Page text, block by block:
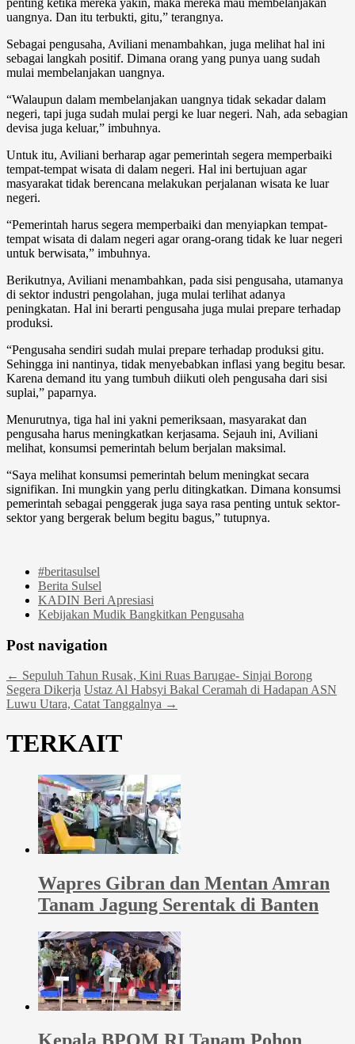
uangnya. Dan itu terbukti, gitu,” terangnya.
Sebagai pengusaha, Aviliani menambahkan, juga melihat hal ini
sebagai langkah positif. Dimana orang yang punya uang sudah
mulai membelanjakan uangnya.
“Walaupun dalam membelanjakan uangnya tidak sekadar dalam
negeri, tapi juga sudah mulai pergi ke luar negeri. Nah, ada sebagian
devisa juga keluar,” imbuhnya.
Untuk itu, Aviliani berharap agar pemerintah segera memperbaiki
tempat-tempat wisata di dalam negeri. Hal ini bertujuan agar
masyarakat tidak berencana melakukan perjalanan wisata ke luar
negeri.
“Pemerintah harus segera memperbaiki dan menyiapkan tempat-
tempat wisata di dalam negeri agar orang-orang tidak ke luar negeri
untuk berwisata,” imbuhnya.
Berikutnya, Aviliani menambahkan, pada sisi pengusaha, utamanya
di sektor industri pengolahan, juga mulai terlihat adanya
peningkatan. Hal ini berarti pengusaha juga mulai prepare terhadap
produksi.
“Pengusaha sendiri sudah mulai prepare terhadap produksi gitu.
Sehingga ini nantinya, tidak menyebabkan inflasi yang begitu besar.
Karena demand itu yang tumbuh diikuti oleh pengusaha dari sisi
suplai,” paparnya.
Menurutnya, tiga hal ini yakni pemeriksaan, masyarakat dan
pengusaha harus meningkatkan kerjasama. Sejauh ini, Aviliani
melihat, konsumsi pemerintah belum berjalan maksimal.
“Saya melihat konsumsi pemerintah belum meningkat secara
signifikan. Ini mungkin yang perlu ditingkatkan. Dimana konsumsi
pemerintah sebagai penggerak juga saya rasa penting untuk sektor-
sektor yang bergerak belum begitu bagus,” tutupnya.
#beritasulsel
Berita Sulsel
KADIN Beri Apresiasi
Kebijakan Mudik Bangkitkan Pengusaha
Post navigation
← Sepuluh Tahun Rusak, Kini Ruas Barugae- Sinjai Borong
Segera Dikerja Ustaz Al Habsyi Bakal Ceramah di Hadapan ASN
Luwu Utara, Catat Tanggalnya →
TERKAIT
Wapres Gibran dan Mentan Amran
Tanam Jagung Serentak di Banten